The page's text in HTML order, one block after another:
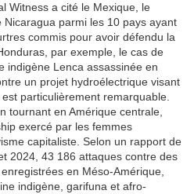
Witness a cité le Mexique, le
parmi les 10 pays ayant
commis pour avoir défendu la
par exemple, le cas de
indigène Lenca assassinée en
un projet hydroélectrique visant
particulièrement remarquable.
tournant en Amérique centrale,
exercé par les femmes
capitaliste. Selon un rapport de
2024, 43 186 attaques contre des
en Méso-Amérique,
indigène, garifuna et afro-